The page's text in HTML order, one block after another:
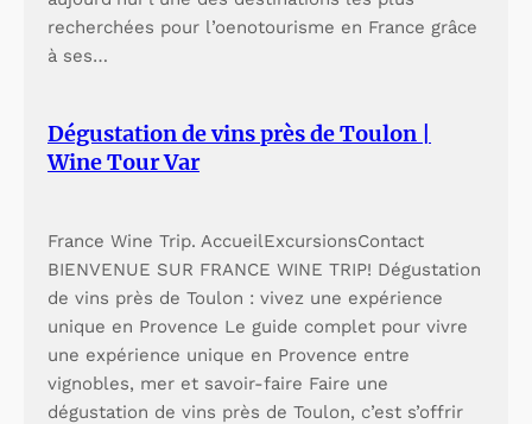
recherchées pour l’oenotourisme en France grâce
à ses…
Dégustation de vins près de Toulon |
Wine Tour Var
France Wine Trip. AccueilExcursionsContact
BIENVENUE SUR FRANCE WINE TRIP! Dégustation
de vins près de Toulon : vivez une expérience
unique en Provence Le guide complet pour vivre
une expérience unique en Provence entre
vignobles, mer et savoir-faire Faire une
dégustation de vins près de Toulon, c’est s’offrir